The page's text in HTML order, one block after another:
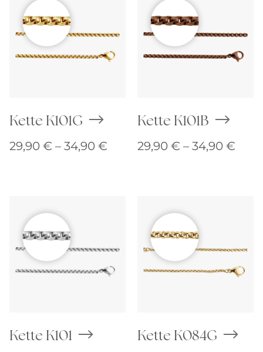
Kette K101G
29,90 € – 34,90 € Preisspanne:
Kette K101B
29,90 € – 34,90 €
Kette K101 Kette K084G